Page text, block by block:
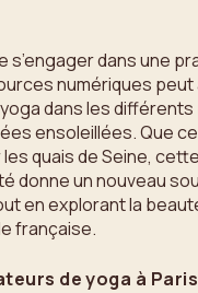
s’engager dans une
numériques peut
dans les
ensoleillées. Que
quais de Seine,
donne un nouveau
en explorant la
française.
de yoga à Paris